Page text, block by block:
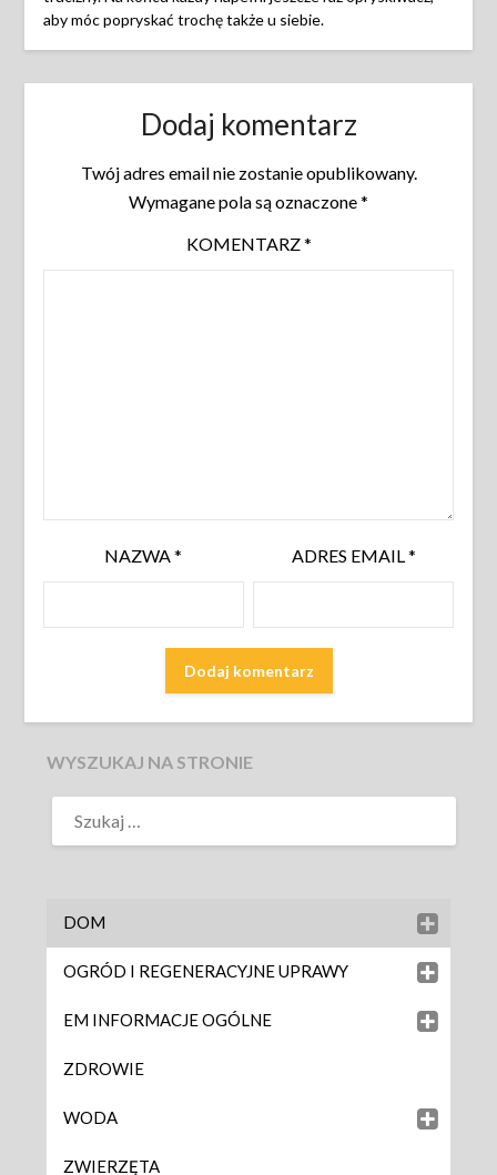
aby móc popryskać trochę także u siebie.
Dodaj komentarz
Twój adres email nie zostanie opublikowany.
Wymagane pola są oznaczone*
KOMENTARZ*
NAZWA* ADRES EMAIL *
WYSZUKAJ NA STRONIE
DOM
OGRÓD I REGENERACYJNE UPRAWY
EM INFORMACJE OGÓLNE
ZDROWIE
WODA
ZWIERZĘTA